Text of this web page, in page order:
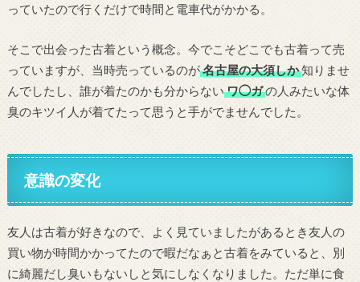
っていたので行くだけで時間と電車代がかかる。
そこで出会った古着という概念。今でこそどこでも古着って売
っていますが、当時売っているのが名古屋の大須しか知りませ
んでしたし、誰が着たのかも分からない ワ◯ガの人みたいな体
臭のキツイ人が着てたって思うと手がでませんでした。
意識の変化
友人は古着が好きなので、よく見ていましたがあるとき友人の
買い物が時間かかってたので暇だなぁと古着をみていると、別
に綺麗だし臭いもないしと気にしなくなりました。ただ単に食